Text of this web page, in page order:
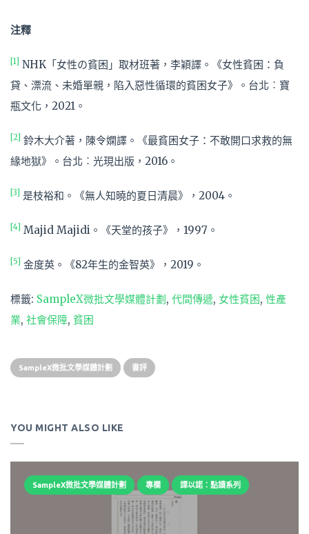
注釋
[1] NHK「女性の貧困」取材班著，李穎譯。《女性貧困：負
貸、漂流、未婚單親，陷入惡性循環的貧困女子》。台北︰寶
瓶文化，2021。
[2] 鈴木大介著，陳令嫻譯。《最貧困女子：不敢開口求救的無
緣地獄》。台北︰光現出版，2016。
[3] 是枝裕和。《無人知曉的夏日清晨》，2004。
[4] Majid Majidi。《天堂的孩子》，1997。
[5] 金度英。《82年生的金智英》，2019。
標籤: SampleX微批文學媒體計劃, 代間傳遞, 女性貧困, 性產
業, 社會保障, 貧困
SampleX微批文學媒體計劃 書評
YOU MIGHT ALSO LIKE
SampleX微批文學媒體計劃 專欄 譚以諾：點讀系列